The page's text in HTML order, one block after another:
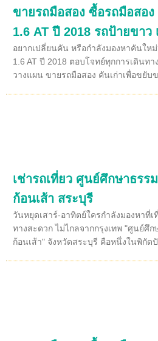
ขายรถมือสอง ซื้อรถมือสอ
1.6 AT ปี 2018 รถป้ายขาว
อยากเปลี่ยนคัน หรือกำลังมองหาคันใหม่
1.6 AT ปี 2018 ตอบโจทย์ทุกการเดินท
วางแผน ขายรถมือสอง คันเก่าเพื่อขยับ
เช่ารถเที่ยว ศูนย์ศึกษาธรร
ก้อนเส้า สระบุรี
วันหยุดเสาร์-อาทิตย์ใครกำลังมองหาที่
ทางสะดวก ไม่ไกลจากกรุงเทพ "ศูนย์ศึ
ก้อนเส้า" จังหวัดสระบุรี คือหนึ่งในพิกัด